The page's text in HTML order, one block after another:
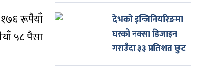
रूपैयाँ
५८ पैसा
देभको इन्जिनियरिङमा
घरको नक्सा डिजाइन
गराउँदा ३३ प्रतिशत छुट